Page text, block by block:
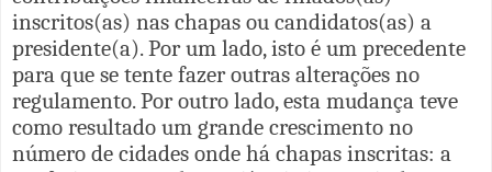
inscritos(as) nas chapas ou candidatos(as) a
presidente(a). Por um lado, isto é um precedente
para que se tente fazer outras alterações no
regulamento. Por outro lado, esta mudança teve
como resultado um grande crescimento no
número de cidades onde há chapas inscritas: a